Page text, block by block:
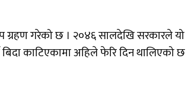
ग्रहण गरेको छ । २०४६ सालदेखि सरकारले यो
काटिएकामा अहिले फेरि दिन थालिएको छ